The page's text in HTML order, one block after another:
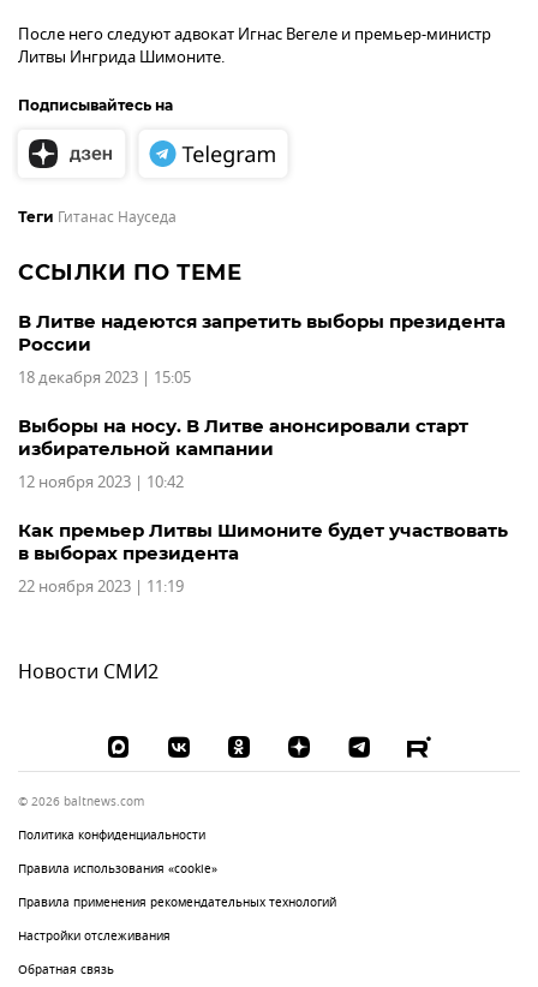
После него следуют адвокат Игнас Вегеле и премьер-министр
Литвы Ингрида Шимоните.
Подписывайтесь на
Теги Гитанас Науседа
ССЫЛКИ ПО ТЕМЕ
В Литве надеются запретить выборы президента
России
18 декабря 2023 | 15:05
Выборы на носу. В Литве анонсировали старт
избирательной кампании
12 ноября 2023 | 10:42
Как премьер Литвы Шимоните будет участвовать
в выборах президента
22 ноября 2023 | 11:19
Новости СМИ2
© 2026 baltnews.com
Политика конфиденциальности
Правила использования «cookie»
Правила применения рекомендательных технологий
Настройки отслеживания
Обратная связь